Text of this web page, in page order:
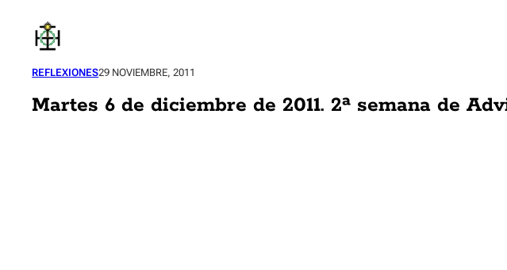
contenido
REFLEXIONES29 NOVIEMBRE, 2011
Martes 6 de diciembre de 2011. 2ª semana de